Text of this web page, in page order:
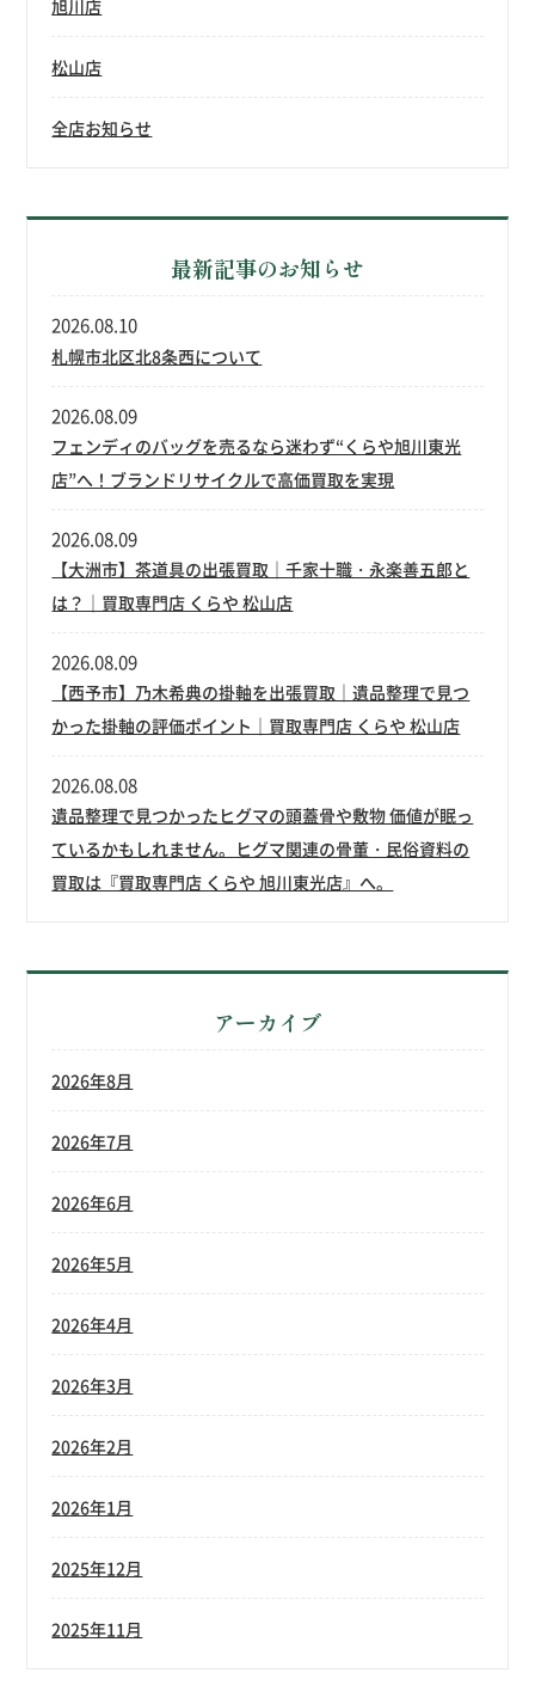
旭川店
松山店
全店お知らせ
最新記事のお知らせ
札幌市北区北8条西について
2026.08.10
フェンディのバッグを売るなら迷わず“くらや旭川東光
店”へ！ブランドリサイクルで高価買取を実現
2026.08.09
【大洲市】茶道具の出張買取｜千家十職・永楽善五郎と
は？｜買取専門店 くらや 松山店
2026.08.09
【西予市】乃木希典の掛軸を出張買取｜遺品整理で見つ
かった掛軸の評価ポイント｜買取専門店 くらや 松山店
2026.08.09
遺品整理で見つかったヒグマの頭蓋骨や敷物 価値が眠っ
ているかもしれません。ヒグマ関連の骨董・民俗資料の
買取は『買取専門店 くらや 旭川東光店』へ。
2026.08.08
アーカイブ
2026年8月
2026年7月
2026年6月
2026年5月
2026年4月
2026年3月
2026年2月
2026年1月
2025年12月
2025年11月